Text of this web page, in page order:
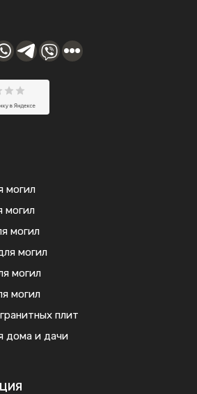
могил
могил
могил
могил
могил
могил
плит
дома и дачи